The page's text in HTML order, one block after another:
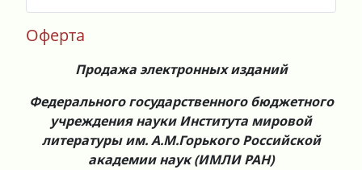
Оферта
Продажа электронных изданий
Федерального государственного бюджетного
учреждения науки Института мировой
литературы им. А.М.Горького Российской
академии наук (ИМЛИ РАН)